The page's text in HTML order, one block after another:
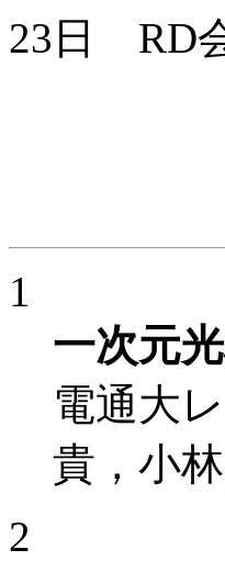
23日 RD
1
一次元
電通大
貴，小
2